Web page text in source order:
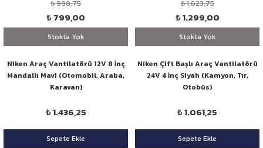
₺ 998,75
₺ 799,00
Stokta Yok
₺ 1.623,75
₺ 1.299,00
Stokta Yok
Niken Araç Vantilatörü 12V 8 İnç
Mandallı Mavi (Otomobil, Araba,
Karavan)
₺ 1.436,25
Sepete Ekle
Niken Çift Başlı Araç Vantilatörü
24V 4 İnç Siyah (Kamyon, Tır,
Otobüs)
₺ 1.061,25
Sepete Ekle